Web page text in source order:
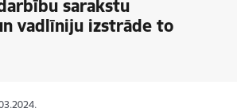
sarakstu
vadlīniju izstrāde to